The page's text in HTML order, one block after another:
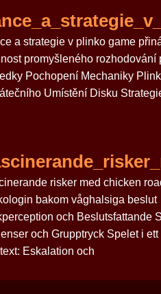
a strategie v plinko game
promyšleného rozhodování
Pochopení Mechaniky
Umístění Disku
risker med chicken
bakom våghalsiga beslut
och Beslutsfattande
och Grupptryck Spelet i ett
Eskalation och